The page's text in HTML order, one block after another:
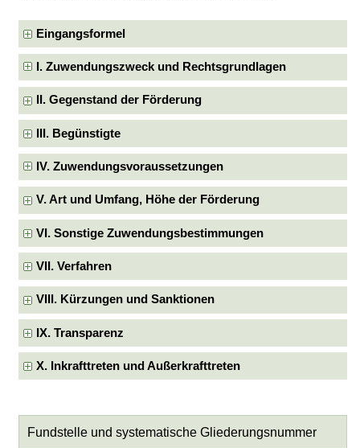
Eingangsformel
I. Zuwendungszweck und Rechtsgrundlagen
II. Gegenstand der Förderung
III. Begünstigte
IV. Zuwendungsvoraussetzungen
V. Art und Umfang, Höhe der Förderung
VI. Sonstige Zuwendungsbestimmungen
VII. Verfahren
VIII. Kürzungen und Sanktionen
IX. Transparenz
X. Inkrafttreten und Außerkrafttreten
Fundstelle und systematische Gliederungsnummer